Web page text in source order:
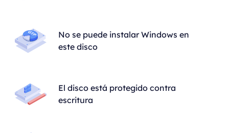
No se puede instalar Windows en
este disco
El disco está protegido contra
escritura